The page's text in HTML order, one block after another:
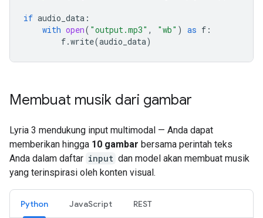
if audio_data :
with open( "output.mp3" , "wb" ) as f :
f.write(audio_data)
Membuat musik dari gambar
Lyria 3 mendukung input multimodal — Anda dapat
memberikan hingga 10 gambar bersama perintah teks
Anda dalam daftar input dan model akan membuat musik
yang terinspirasi oleh konten visual.
Python JavaScript REST